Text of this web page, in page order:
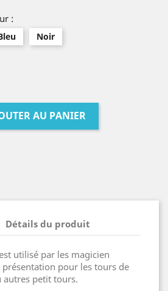
:
Noir
AU PANIER
Détails du produit
utilisé par les magicien
pour les tours de
autres petit tours.